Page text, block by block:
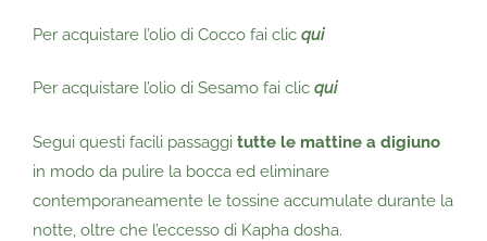
Per acquistare l’olio di Cocco fai clic qui
Per acquistare l’olio di Sesamo fai clic qui
Segui questi facili passaggi tutte le mattine a digiuno
in modo da pulire la bocca ed eliminare
contemporaneamente le tossine accumulate durante la
notte, oltre che l’eccesso di Kapha dosha.